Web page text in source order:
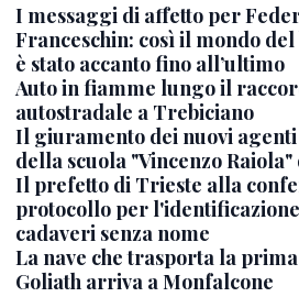
I messaggi di affetto per
Franceschin: così il mondo
è stato accanto fino all’ultimo
Auto in fiamme lungo il
autostradale a Trebiciano
Il giuramento dei nuovi
della scuola "Vincenzo
Il prefetto di Trieste alla
protocollo per
cadaveri senza nome
La nave che trasporta la
Goliath arriva a Monfalcone